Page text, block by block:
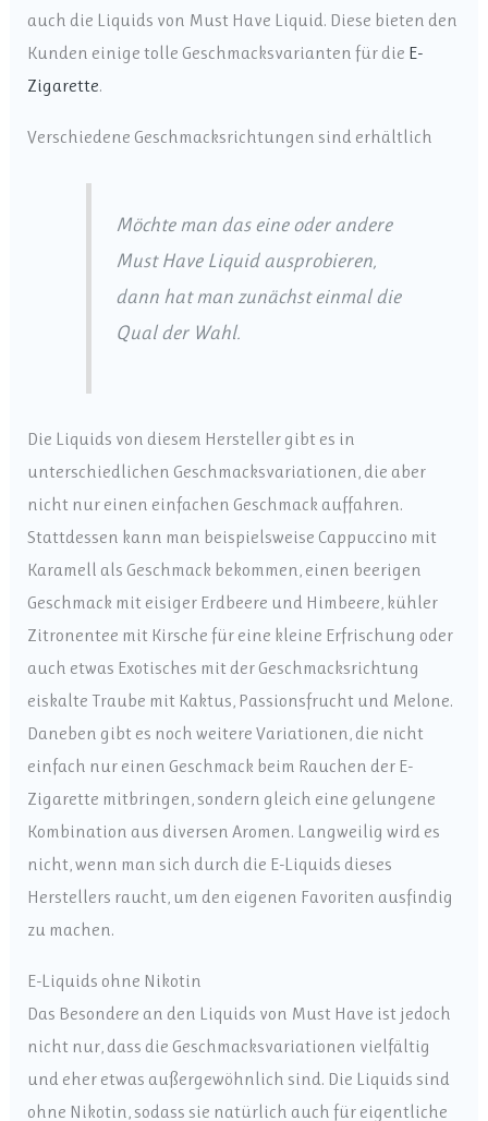
auch die Liquids von Must Have Liquid. Diese bieten den
Kunden einige tolle Geschmacksvarianten für die E-
Zigarette.
Verschiedene Geschmacksrichtungen sind erhältlich
Möchte man das eine oder andere
Must Have Liquid ausprobieren,
dann hat man zunächst einmal die
Qual der Wahl.
Die Liquids von diesem Hersteller gibt es in
unterschiedlichen Geschmacksvariationen, die aber
nicht nur einen einfachen Geschmack auffahren.
Stattdessen kann man beispielsweise Cappuccino mit
Karamell als Geschmack bekommen, einen beerigen
Geschmack mit eisiger Erdbeere und Himbeere, kühler
Zitronentee mit Kirsche für eine kleine Erfrischung oder
auch etwas Exotisches mit der Geschmacksrichtung
eiskalte Traube mit Kaktus, Passionsfrucht und Melone.
Daneben gibt es noch weitere Variationen, die nicht
einfach nur einen Geschmack beim Rauchen der E-
Zigarette mitbringen, sondern gleich eine gelungene
Kombination aus diversen Aromen. Langweilig wird es
nicht, wenn man sich durch die E-Liquids dieses
Herstellers raucht, um den eigenen Favoriten ausfindig
zu machen.
E-Liquids ohne Nikotin
Das Besondere an den Liquids von Must Have ist jedoch
nicht nur, dass die Geschmacksvariationen vielfältig
und eher etwas außergewöhnlich sind. Die Liquids sind
ohne Nikotin, sodass sie natürlich auch für eigentliche